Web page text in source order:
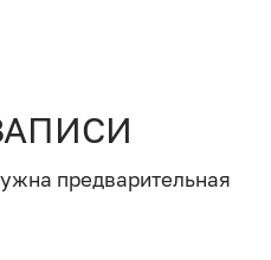
предварительная